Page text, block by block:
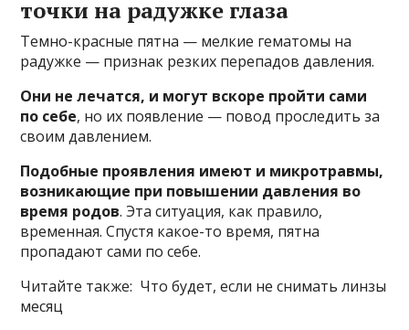
точки на радужке глаза
Темно-красные пятна — мелкие гематомы на
радужке — признак резких перепадов давления.
Они не лечатся, и могут вскоре пройти сами
по себе, но их появление — повод проследить за
своим давлением.
Подобные проявления имеют и микротравмы,
возникающие при повышении давления во
время родов. Эта ситуация, как правило,
временная. Спустя какое-то время, пятна
пропадают сами по себе.
Читайте также: Что будет, если не снимать линзы
месяц